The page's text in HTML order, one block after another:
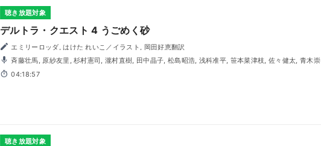
聴き放題対象
デルトラ・クエスト 4 うごめく砂
エミリーロッダ, はけた れいこ／イラスト, 岡田好恵翻訳
斉藤壮馬, 原紗友里, 杉村憲司, 瀧村直樹, 田中晶子, 松島昭浩, 浅科准平, 笹本菜津枝, 佐々健太, 青木崇
04:18:57
聴き放題対象